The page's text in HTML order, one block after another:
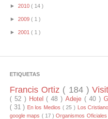
► 2010 ( 14 )
► 2009 ( 1 )
► 2001 ( 1 )
ETIQUETAS
Francis Ortiz ( 184 )
( 52 ) Hotel ( 48 )Adeje ( 40 )
( 31 ) En los Medios ( 25 ) Los
google maps ( 17 )Organismos Oficiales